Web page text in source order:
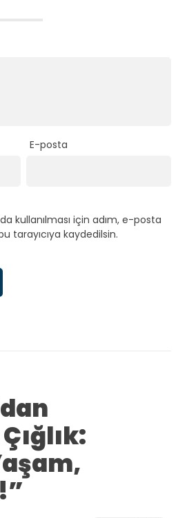
E-posta
kullanılması için adım, e-posta
tarayıcıya kaydedilsin.